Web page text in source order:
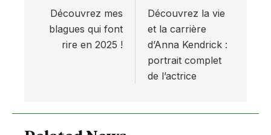
de
l’article
Découvrez mes
blagues qui font
rire en 2025 !
Découvrez la vie
et la carrière
d’Anna Kendrick :
portrait complet
de l’actrice